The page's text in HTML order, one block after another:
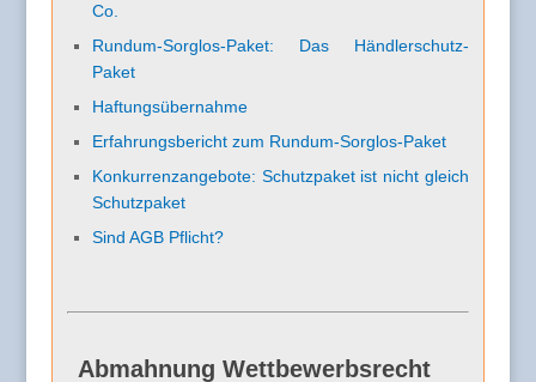
Co.
Rundum-Sorglos-Paket: Das Händlerschutz-
Paket
Haftungsübernahme
Erfahrungsbericht zum Rundum-Sorglos-Paket
Konkurrenzangebote: Schutzpaket ist nicht gleich
Schutzpaket
Sind AGB Pflicht?
Abmahnung Wettbewerbsrecht